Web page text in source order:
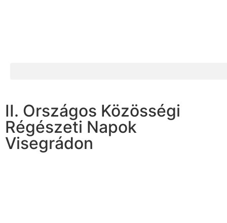
II. Országos Közösségi
Régészeti Napok
Visegrádon